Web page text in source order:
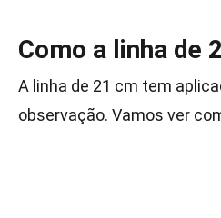
Como a linha de
A linha de 21 cm tem
observação. Vamos ver